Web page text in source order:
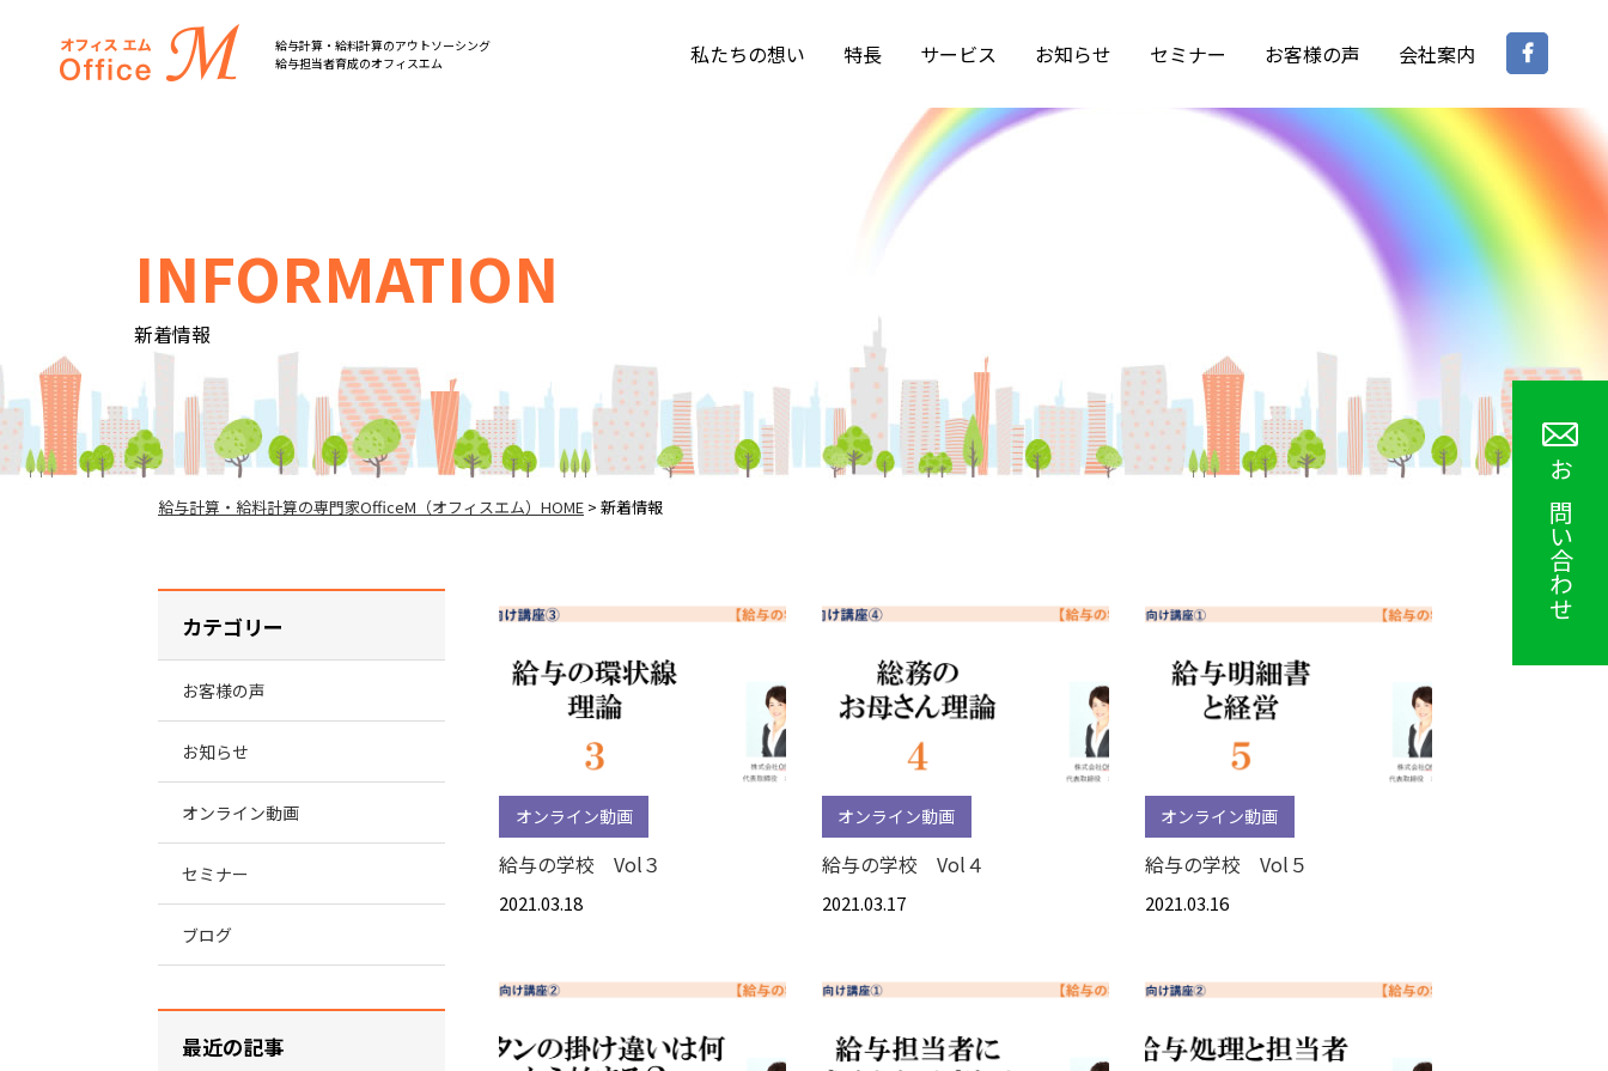
オフィスM
給与計算・給料計算のアウトソーシング
給与担当者育成のオフィスエム
私たちの想い 特長 サービス お知らせ セミナー お客様の声 会社案内
INFORMATION
新着情報
給与計算・給料計算の専門家OfficeM（オフィスエム）HOME > 新着情報
オンライン動画
給与の学校 Vol３
2021.03.18
オンライン動画
給与の学校 Vol４
2021.03.17
オンライン動画
給与の学校 Vol５
2021.03.16
カテゴリー
お客様の声
お知らせ
オンライン動画
セミナー
ブログ
最近の記事
お問い合わせ